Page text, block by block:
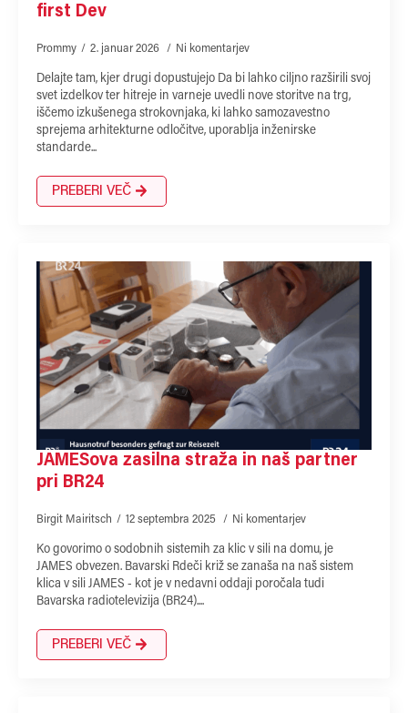
first Dev
Prommy 2. januar 2026 Ni komentarjev
Delajte tam, kjer drugi dopustujejo Da bi lahko ciljno razširili svoj
svet izdelkov ter hitreje in varneje uvedli nove storitve na trg,
iščemo izkušenega strokovnjaka, ki lahko samozavestno
sprejema arhitekturne odločitve, uporablja inženirske
standarde...
PREBERI VEČ
JAMESova zasilna straža in naš partner
pri BR24
Birgit Mairitsch 12 septembra 2025 Ni komentarjev
Ko govorimo o sodobnih sistemih za klic v sili na domu, je
JAMES obvezen. Bavarski Rdeči križ se zanaša na naš sistem
klica v sili JAMES - kot je v nedavni oddaji poročala tudi
Bavarska radiotelevizija (BR24)....
PREBERI VEČ